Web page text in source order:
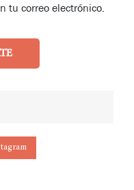
tu correo electrónico.